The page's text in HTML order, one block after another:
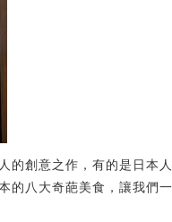
的創意之作，有的是日本
的八大奇葩美食，讓我們